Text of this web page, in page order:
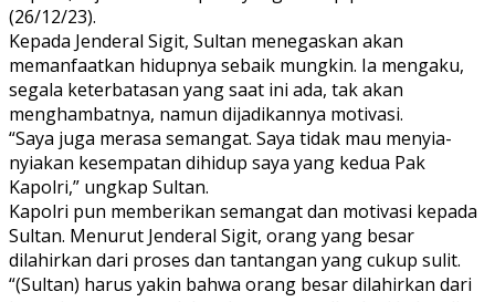
(26/12/23).
Kepada Jenderal Sigit, Sultan menegaskan akan
memanfaatkan hidupnya sebaik mungkin. Ia mengaku,
segala keterbatasan yang saat ini ada, tak akan
menghambatnya, namun dijadikannya motivasi.
“Saya juga merasa semangat. Saya tidak mau menyia-
nyiakan kesempatan dihidup saya yang kedua Pak
Kapolri,” ungkap Sultan.
Kapolri pun memberikan semangat dan motivasi kepada
Sultan. Menurut Jenderal Sigit, orang yang besar
dilahirkan dari proses dan tantangan yang cukup sulit.
“(Sultan) harus yakin bahwa orang besar dilahirkan dari